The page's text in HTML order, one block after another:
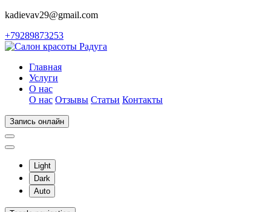
kadievav29@gmail.com
+79289873253
Главная
Услуги
О нас
О нас Отзывы Статьи Контакты
Запись онлайн
Light
Dark
Auto